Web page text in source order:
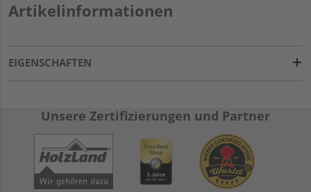
Artikelinformationen
EIGENSCHAFTEN
Unsere Zertifizierungen und Partner